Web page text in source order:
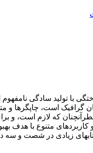
با تولید سادگی
گرافیک است، چاپگرها و
که لازم است، و
کاربردهای متنوع با هدف
زیادی در شصت و سه